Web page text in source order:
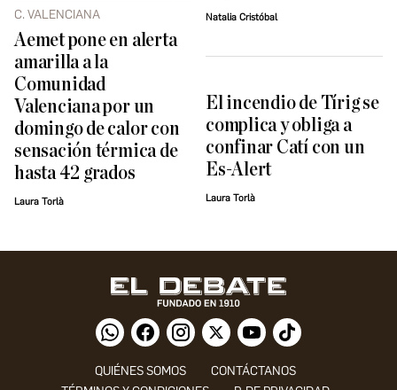
C. VALENCIANA
Aemet pone en alerta
amarilla a la
Comunidad
Valenciana por un
domingo de calor con
sensación térmica de
hasta 42 grados
Laura Torlà
Natalia Cristóbal
El incendio de Tírig se
complica y obliga a
confinar Catí con un
Es-Alert
Laura Torlà
QUIÉNES SOMOS
CONTÁCTANOS